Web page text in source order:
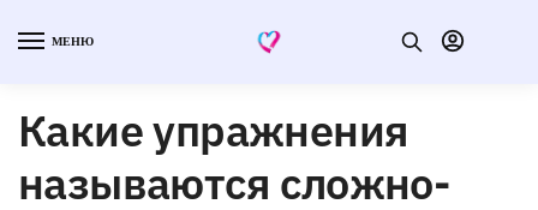
МЕНЮ
Какие упражнения
называются сложно-